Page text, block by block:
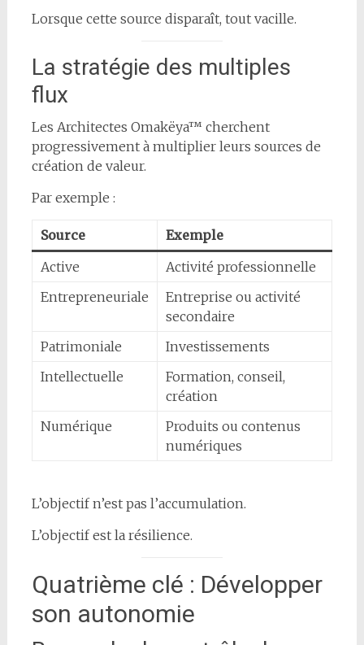
Lorsque cette source disparaît, tout vacille.
La stratégie des multiples
flux
Les Architectes Omakëya™ cherchent
progressivement à multiplier leurs sources de
création de valeur.
Par exemple :
Source
Exemple
Active
Activité professionnelle
Entrepreneuriale
Entreprise ou activité
secondaire
Patrimoniale
Investissements
Intellectuelle
Formation, conseil,
création
Numérique
Produits ou contenus
numériques
L’objectif n’est pas l’accumulation.
L’objectif est la résilience.
Quatrième clé : Développer
son autonomie